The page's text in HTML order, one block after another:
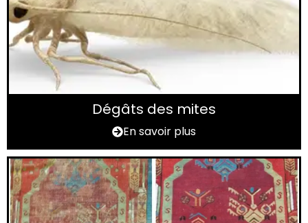
Dégâts des mites
En savoir plus